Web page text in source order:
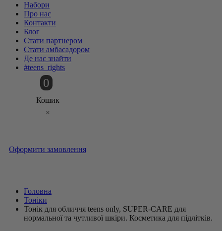
Набори
Про нас
Контакти
Блог
Стати партнером
Стати амбасадором
Де нас знайти
#teens_rights
0
Кошик
×
Оформити замовлення
Головна
Тоніки
Тонік для обличчя teens only, SUPER-CARE для
нормальної та чутливої шкіри. Косметика для підлітків.